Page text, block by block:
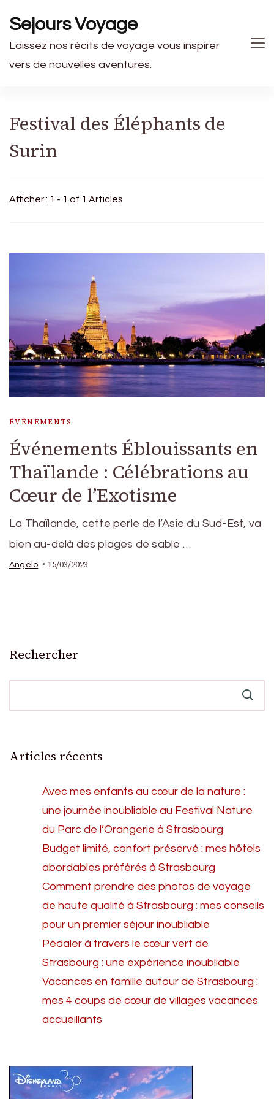
Sejours Voyage
Laissez nos récits de voyage vous inspirer
vers de nouvelles aventures.
Festival des Éléphants de
Surin
Afficher : 1 - 1 of 1 Articles
ÉVÉNEMENTS
Événements Éblouissants en
Thaïlande : Célébrations au
Cœur de l’Exotisme
La Thaïlande, cette perle de l’Asie du Sud-Est, va
bien au-delà des plages de sable …
Angelo 15/03/2023
Rechercher
Articles récents
Avec mes enfants au cœur de la nature :
une journée inoubliable au Festival Nature
du Parc de l’Orangerie à Strasbourg
Budget limité, confort préservé : mes hôtels
abordables préférés à Strasbourg
Comment prendre des photos de voyage
de haute qualité à Strasbourg : mes conseils
pour un premier séjour inoubliable
Pédaler à travers le cœur vert de
Strasbourg : une expérience inoubliable
Vacances en famille autour de Strasbourg :
mes 4 coups de cœur de villages vacances
accueillants